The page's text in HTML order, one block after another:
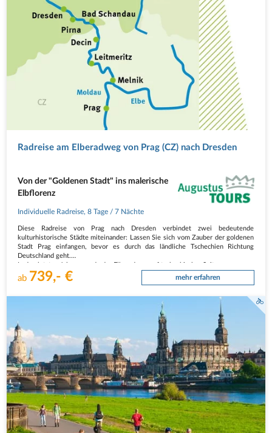
Radreise am Elberadweg von Prag (CZ) nach Dresden
Von der "Goldenen Stadt" ins malerische
Elbflorenz
Individuelle Radreise,8 Tage / 7 Nächte
Diese Radreise von Prag nach Dresden verbindet zwei bedeutende
kulturhistorische Städte miteinander: Lassen Sie sich vom Zauber der goldenen
Stadt Prag einfangen, bevor es durch das ländliche Tschechien Richtung
Deutschland geht.
ab 739,- € mehr erfahren